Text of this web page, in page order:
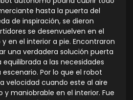
hasta la puerta del
de inspiración, se dieron
se desenvuelven en el
en el interior a pie. Encontraron
una verdadera solución puerta
a las necesidades
Por lo que el robot
velocidad cuando este al aire
maniobrable en el interior. Fue